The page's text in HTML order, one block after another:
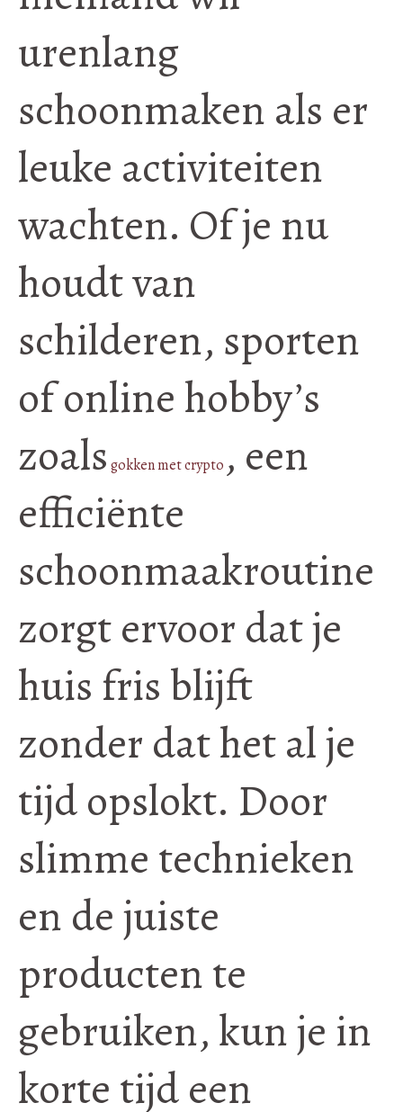
urenlang
schoonmaken als er
leuke activiteiten
wachten. Of je nu
houdt van
schilderen, sporten
of online hobby’s
zoals gokken met crypto , een
efficiënte
schoonmaakroutine
zorgt ervoor dat je
huis fris blijft
zonder dat het al je
tijd opslokt. Door
slimme technieken
en de juiste
producten te
gebruiken, kun je in
korte tijd een